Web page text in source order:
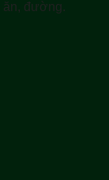
ăn, đường.